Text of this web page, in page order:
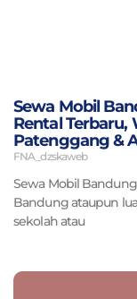
Sewa Mobil
Rental Terbaru,
Patenggang &
FNA_dzskaweb
Sewa Mobil
Bandung ataupun
sekolah atau